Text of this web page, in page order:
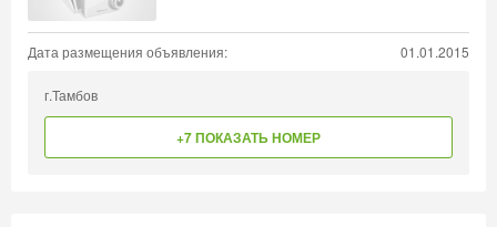
Дата размещения объявления: 01.01.2015
г.Тамбов
+7 ПОКАЗАТЬ НОМЕР